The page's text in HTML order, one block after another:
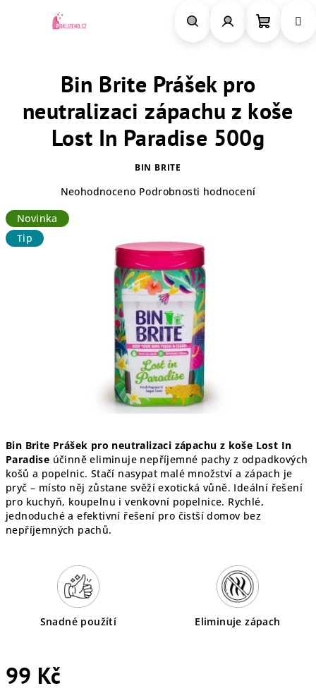
Bin Brite Prášek pro neutralizaci zápachu z koše Lost In
Paradise účinně eliminuje nepříjemné pachy z odpadkových
košů a popelnic. Stačí nasypat malé množství a zápach je
pryč – místo něj zůstane svěží exotická vůně. Ideální řešení
pro kuchyň, koupelnu i venkovní popelnice. Rychlé,
jednoduché a efektivní řešení pro čistší domov bez
nepříjemných pachů.
Snadné použítí Eliminuje zápach
99 Kč
Bin Brite Prášek pro
neutralizaci zápachu z koše
Lost In Paradise 500g
BIN BRITE
produktu
je
0,0
Neohodnoceno Podrobnosti hodnocení
Novinka
Tip